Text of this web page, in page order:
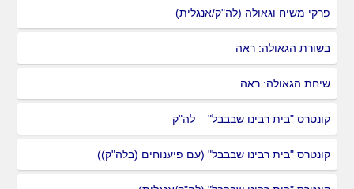
פרקי משיח וגאולה (לה"ק/אנגלית)
בשורת הגאולה: ראה
שיחת הגאולה: ראה
קונטרס "בית רבינו שבבבל" – לה"ק
קונטרס "בית רבינו שבבבל" (עם פיענוחים (בלה"ק))